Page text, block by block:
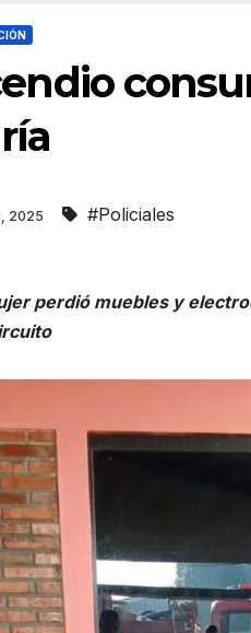
2025 #Policiales
perdió muebles y